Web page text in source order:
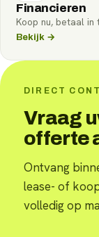
Financieren
Koop nu, betaal in
Bekijk →
DIRECT
Vraag
offerte
Ontvang
lease- of
volledig op